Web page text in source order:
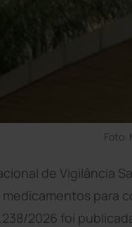
Foto:
de Vigilância
para
2026 foi